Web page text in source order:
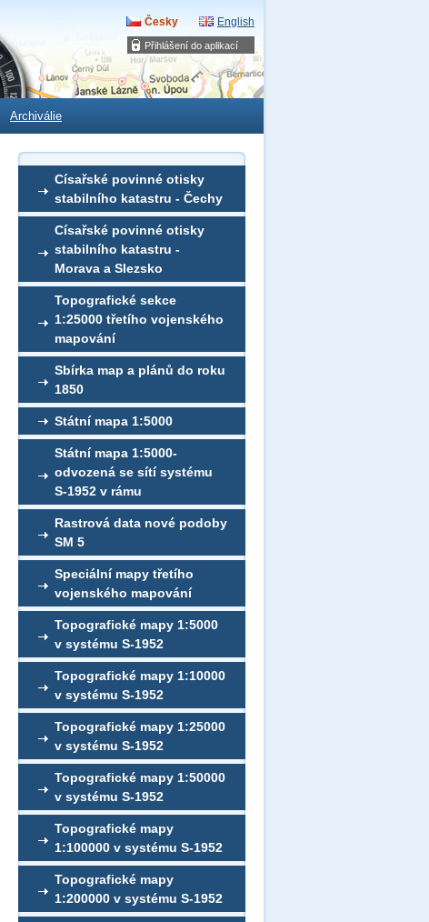
Přihlášení do aplikací
Česky English
Archiválie
Císařské povinné otisky
stabilního katastru - Čechy
Císařské povinné otisky
stabilního katastru -
Morava a Slezsko
Topografické sekce
1:25000 třetího vojenského
mapování
Sbírka map a plánů do roku
1850
Státní mapa 1:5000
Státní mapa 1:5000-
odvozená se sítí systému
S-1952 v rámu
Rastrová data nové podoby
SM 5
Speciální mapy třetího
vojenského mapování
Topografické mapy 1:5000
v systému S-1952
Topografické mapy 1:10000
v systému S-1952
Topografické mapy 1:25000
v systému S-1952
Topografické mapy 1:50000
v systému S-1952
Topografické mapy
1:100000 v systému S-1952
Topografické mapy
1:200000 v systému S-1952